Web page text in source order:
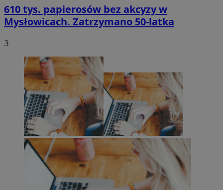
610 tys. papierosów bez akcyzy w
Mysłowicach. Zatrzymano 50-latka
3